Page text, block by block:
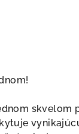
skvelom